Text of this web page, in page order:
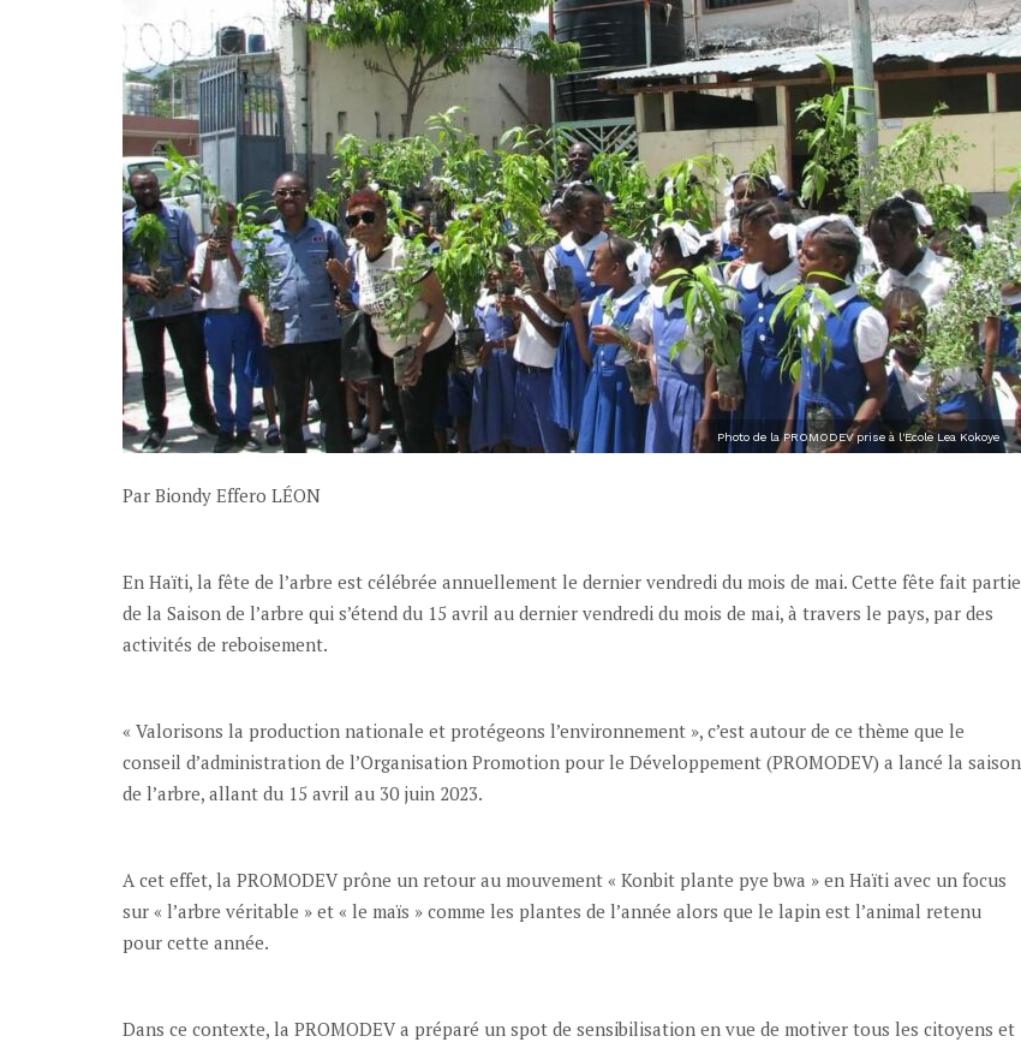
Photo de la PROMODEV prise à l'Ecole Lea Kokoye
Par Biondy Effero LÉON
En Haïti, la fête de l’arbre est célébrée annuellement le dernier vendredi du mois de mai. Cette fête fait partie
de la Saison de l’arbre qui s’étend du 15 avril au dernier vendredi du mois de mai, à travers le pays, par des
activités de reboisement.
« Valorisons la production nationale et protégeons l’environnement », c’est autour de ce thème que le
conseil d’administration de l’Organisation Promotion pour le Développement (PROMODEV) a lancé la saison
de l’arbre, allant du 15 avril au 30 juin 2023.
A cet effet, la PROMODEV prône un retour au mouvement « Konbit plante pye bwa » en Haïti avec un focus
sur « l’arbre véritable » et « le maïs » comme les plantes de l’année alors que le lapin est l’animal retenu
pour cette année.
Dans ce contexte, la PROMODEV a préparé un spot de sensibilisation en vue de motiver tous les citoyens et